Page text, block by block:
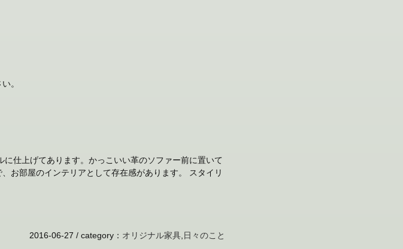
。
仕上げてあります。かっこいい革のソファー前に置いて
お部屋のインテリアとして存在感があります。 スタイリ
2016-06-27 / category ： オリジナル家具 日々のこと